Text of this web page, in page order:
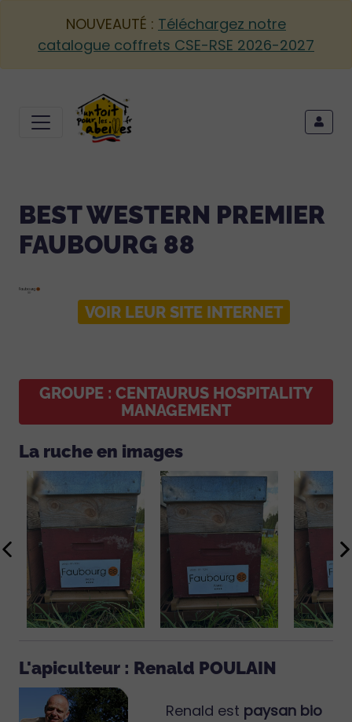
NOUVEAUTÉ : Téléchargez notre
catalogue coffrets CSE-RSE 2026-2027
BEST WESTERN PREMIER
FAUBOURG 88
VOIR LEUR SITE INTERNET
GROUPE : CENTAURUS HOSPITALITY
MANAGEMENT
La ruche en images
L'apiculteur : Renald POULAIN
Renald est paysan bio